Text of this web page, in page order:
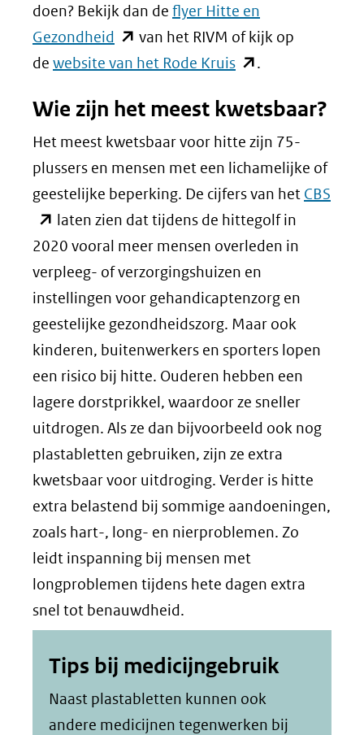
doen? Bekijk dan de flyer Hitte en
Gezondheid (opent
in
venster)
(verwijst
naar
een
andere
website)
van het RIVM of kijk op
de website van het Rode Kruis(opent
nieuw
venster)
(verwijst
naar
een
andere
website)
.
Wie zijn het meest kwetsbaar?
Het meest kwetsbaar voor hitte zijn 75-
plussers en mensen met een lichamelijke of
geestelijke beperking. De cijfers van het CBS
laten zien dat tijdens de hittegolf in
2020 vooral meer mensen overleden in
verpleeg- of verzorgingshuizen en
instellingen voor gehandicaptenzorg en
geestelijke gezondheidszorg. Maar ook
kinderen, buitenwerkers en sporters lopen
een risico bij hitte. Ouderen hebben een
lagere dorstprikkel, waardoor ze sneller
uitdrogen. Als ze dan bijvoorbeeld ook nog
plastabletten gebruiken, zijn ze extra
kwetsbaar voor uitdroging. Verder is hitte
extra belastend bij sommige aandoeningen,
zoals hart-, long- en nierproblemen. Zo
leidt inspanning bij mensen met
longproblemen tijdens hete dagen extra
snel tot benauwdheid.
Tips bij medicijngebruik
Naast plastabletten kunnen ook
andere medicijnen tegenwerken bij